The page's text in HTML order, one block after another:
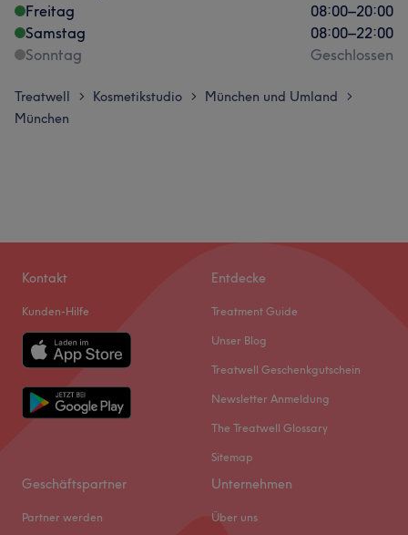
Freitag
08:00–20:00
Samstag
08:00–22:00
Sonntag
Geschlossen
Treatwell > Kosmetikstudio > München und Umland >
München
Kontakt
Kunden-Hilfe
Entdecke
Treatment Guide
Unser Blog
Treatwell Geschenkgutschein
Newsletter Anmeldung
The Treatwell Glossary
Sitemap
Geschäftspartner
Partner werden
Unternehmen
Über uns